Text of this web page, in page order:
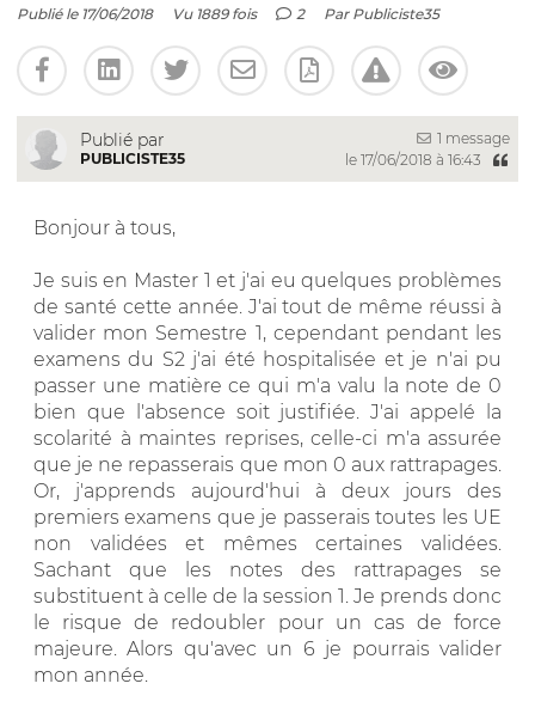
Publié le 17/06/2018 Vu 1889 fois 2 Par Publiciste35
Publié par
PUBLICISTE35
1 message
le 17/06/2018 à 16:43
Bonjour à tous,
Je suis en Master 1 et j'ai eu quelques problèmes
de santé cette année. J'ai tout de même réussi à
valider mon Semestre 1, cependant pendant les
examens du S2 j'ai été hospitalisée et je n'ai pu
passer une matière ce qui m'a valu la note de 0
bien que l'absence soit justifiée. J'ai appelé la
scolarité à maintes reprises, celle-ci m'a assurée
que je ne repasserais que mon 0 aux rattrapages.
Or, j'apprends aujourd'hui à deux jours des
premiers examens que je passerais toutes les UE
non validées et mêmes certaines validées.
Sachant que les notes des rattrapages se
substituent à celle de la session 1. Je prends donc
le risque de redoubler pour un cas de force
majeure. Alors qu'avec un 6 je pourrais valider
mon année.